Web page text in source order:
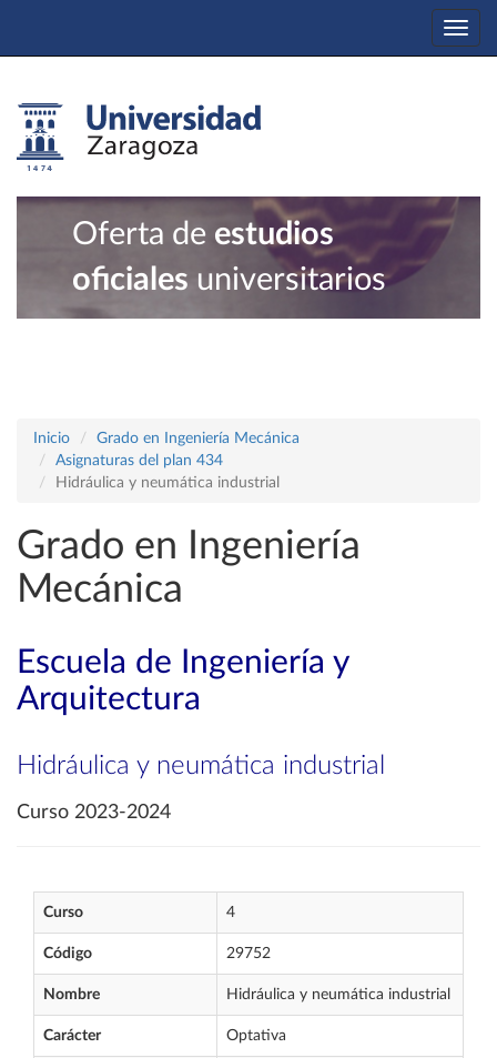
Oferta de estudios
oficiales universitarios
Inicio
Grado en Ingeniería Mecánica
Asignaturas del plan 434
Hidráulica y neumática industrial
Grado en Ingeniería
Mecánica
Escuela de Ingeniería y
Arquitectura
Hidráulica y neumática industrial
Curso 2023-2024
Curso 4
Código 29752
Nombre Hidráulica y neumática industrial
Carácter Optativa